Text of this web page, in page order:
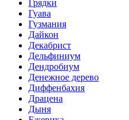
Грядки
Гуава
Гузмания
Дайкон
Декабрист
Дельфиниум
Дендробиум
Денежное дерево
Диффенбахия
Драцена
Дыня